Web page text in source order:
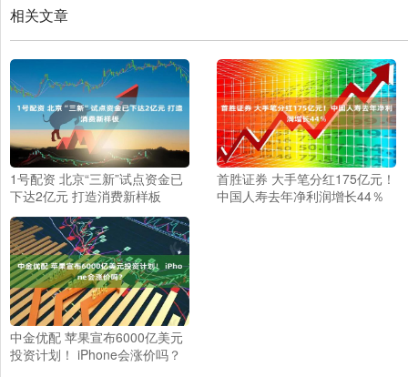
相关文章
1号配资 北京“三新”试点资金已
下达2亿元 打造消费新样板
首胜证券 大手笔分红175亿元！
中国人寿去年净利润增长44％
中金优配 苹果宣布6000亿美元
投资计划！ iPhone会涨价吗？